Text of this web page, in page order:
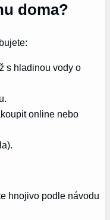
doma?
s hladinou vody o
online nebo
hnojivo podle návodu